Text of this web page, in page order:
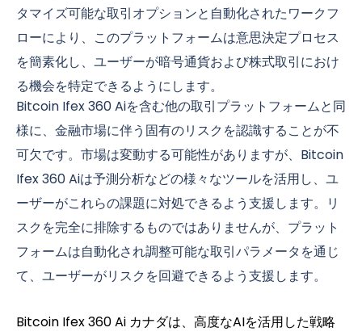
タマイズ可能な取引オプションと自動化されたワークフ
ローにより、このプラットフォームは意思決定プロセス
を簡素化し、ユーザーが暗号通貨および株式取引におけ
る機会を特定できるようにします。
Bitcoin Ifex 360 Aiを含む他の取引プラットフォームと同
様に、金融市場に伴う固有のリスクを認識することが不
可欠です。市場は変動する可能性がありますが、Bitcoin
Ifex 360 Aiは予測分析などの様々なツールを活用し、ユ
ーザーがこれらの課題に対処できるよう支援します。リ
スクを完全に排除するものではありませんが、プラット
フォームは自動化され調整可能な取引パラメータを通じ
て、ユーザーがリスクを回避できるよう支援します。
Bitcoin Ifex 360 Ai カナダは、高度なAIを活用した戦略